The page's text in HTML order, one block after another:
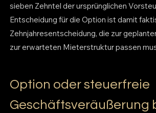
sieben Zehntel der ursprünglichen
Entscheidung für die Option ist damit
Zehnjahresentscheidung, die zur
zur erwarteten Mieterstruktur passen
Option oder steuerfreie
Geschäftsveräußerung